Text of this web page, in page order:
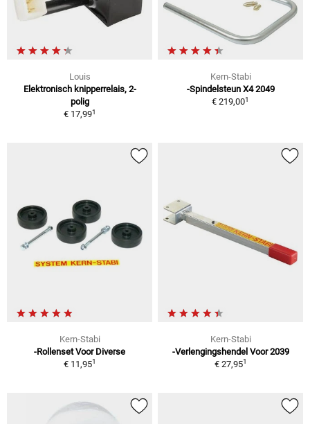
Louis
Elektronisch knipperrelais, 2-
polig
€ 17,991
Kern-Stabi
-Spindelsteun X4 2049
€ 219,001
Kern-Stabi
-Rollenset Voor Diverse
€ 11,951
Kern-Stabi
-Verlengingshendel Voor 2039
€ 27,951